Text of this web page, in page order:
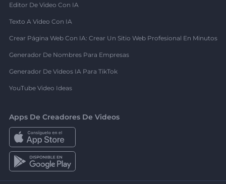
Editor De Video Con IA
Texto A Video Con IA
Crear Página Web Con IA: Crear Un Sitio Web Profesional En Minutos
Generador De Nombres Para Empresas
Generador De Videos IA Para TikTok
YouTube Video Ideas
Apps De Creadores De Videos